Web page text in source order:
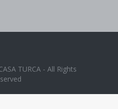
TURCA - All Rights